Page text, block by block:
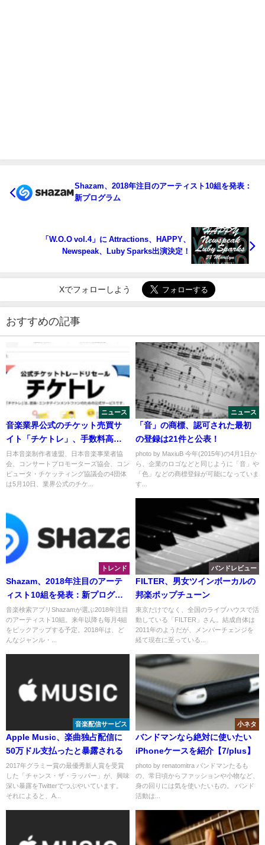
Shazam、2018年注目のアーティスト10組を発表：
新プログラム
「W.O.O vol.4」に Attractions、HAPPY、
Newspeak、Luby Sparks出演決定！
Xでフォローしよう
おすすめの記事
ニュース
音楽業界公式のチケット売買サ
イト「チケトレ」、手数料高く
て全くユーザー目線じゃない
日本音楽制作者連盟、日本音楽事業者協
会、コンサートプロモーターズ協会、コン
ピュータ・チケッティング協議会の4団体
は5月10日、業界公式のチケ...
ニュース
「音」の商標、認可された最初
の登録は21件と公表！
photo by MaxiuB 今年(2015年)の4月1日か
ら、企業のロゴなどと同じように「音」や
「色」などの商標登録が可能になっていま
す...
トレンド
Shazam、2018年注目のアーテ
ィスト10組を発表：新プログラ
ム
音楽検索アプリShazamが選ぶ2018年注目
のアーティスト10組。来年以降も毎月4組
をピックアップする予定。2018年は、ど
んなジャンル・...
バンドレビュー
FILTER、男女ツインボーカルの
邦楽ポップチューン
東京だけでなく、全国のライブハウスで活
動している「FILTER」さん。結成自体は
2011年のようだが、メンバーチェンジを
経て現在に至っている...
音楽配信サービス
Apple Music、楽曲独占配信に
50万ドル支払ったと暴露される
2017年グラミー賞の最優秀新人賞を受賞
した「チャンス・ザ・ラッパー」が、興味
深い暴露をTwitterでつぶやいています。
それによると、A...
小ネタ
バンドマンなら絶対に使いたい
iPhoneケースを紹介【7/plus】
photo by renatomitra バンドマンたるも
の、常日頃からファッションや小物など、
身の回りには気を使いたいもの。 バンド
活動は...